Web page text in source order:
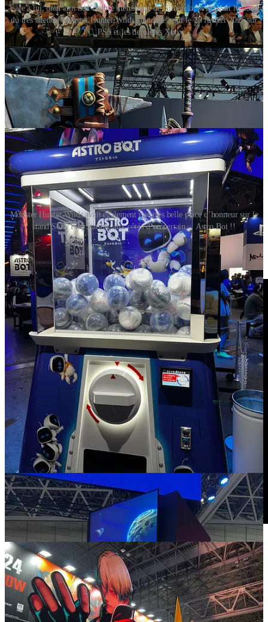
Face à lui, bien loin de l’ombre menaçante de Nintendo, se dressait le stand
du très attendu Monster Hunter Wilds, annoncé pour le 28 février 2025 sur
PC, PS5 et les dernières Xbox.
Monster Hunter Wilds avait également une très belle place d’honneur sur le
stand Sony PlayStation, aux côtés d’un certain… Astro Bot !!
Voici d’ailleurs la toute dernière bande-annonce de
Monster
Hunter Wilds, en japonais pour l’occasion ! 👇